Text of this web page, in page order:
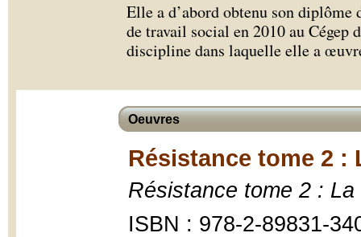
Elle a d’abord obtenu son diplôme
de travail social en 2010 au Cégep
discipline dans laquelle elle a
Oeuvres
Résistance tome 2 :
Résistance tome 2 : La
ISBN : 978-2-89831-